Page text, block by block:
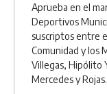
Aprueba en el
Deportivos
suscriptos entre
Comunidad y los
Villegas, Hipólito
Mercedes y Rojas.